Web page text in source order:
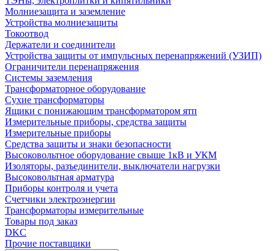
Молниезащита и заземление
Устройства молниезащиты
Токоотвод
Держатели и соединители
Устройства защиты от импульсных перенапряжений (УЗИП)
Ограничители перенапряжения
Системы заземления
Трансформаторное оборудование
Сухие трансформаторы
Ящики с понижающим трансформатором ятп
Измерительные приборы, средства защиты
Измерительные приборы
Средства защиты и знаки безопасности
Высоковольтное оборудование свыше 1кВ и УКМ
Изоляторы, разъединители, выключатели нагрузки
Высоковольтная арматура
Приборы контроля и учета
Счетчики электроэнергии
Трансформаторы измерительные
Товары под заказ
DKC
Прочие поставщики